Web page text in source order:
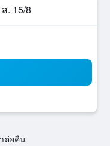
ส. 15/8
ต่อคืน